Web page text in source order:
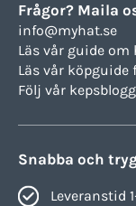
Frågor? Maila
info@myhat.se
Läs vår guide
Läs vår köpguide
Följ vår
Snabba och
Leveranstid